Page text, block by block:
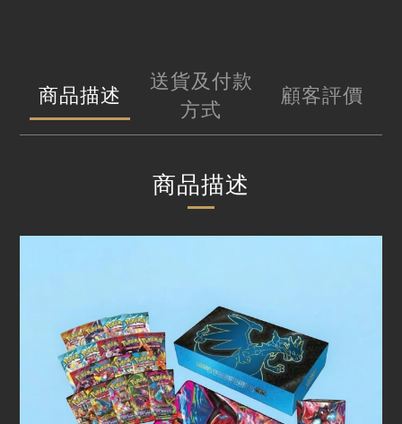
商品描述
送貨及付款
方式
顧客評價
商品描述